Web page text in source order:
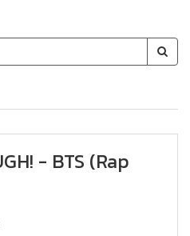
- BTS (Rap